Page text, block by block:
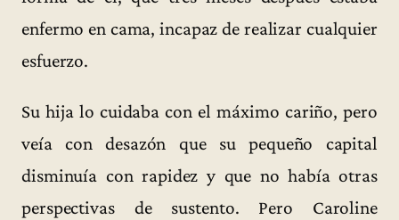
enfermo en cama, incapaz de realizar cualquier
esfuerzo.
Su hija lo cuidaba con el máximo cariño, pero
veía con desazón que su pequeño capital
disminuía con rapidez y que no había otras
perspectivas de sustento. Pero Caroline